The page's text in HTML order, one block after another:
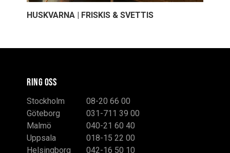
HUSKVARNA | FRISKIS & SVETTIS
RING OSS
Stockholm
08-20 66 00
Göteborg
031-711 39 00
Malmö
040-21 60 40
Uppsala
018-15 22 00
Helsingborg
042-16 50 10